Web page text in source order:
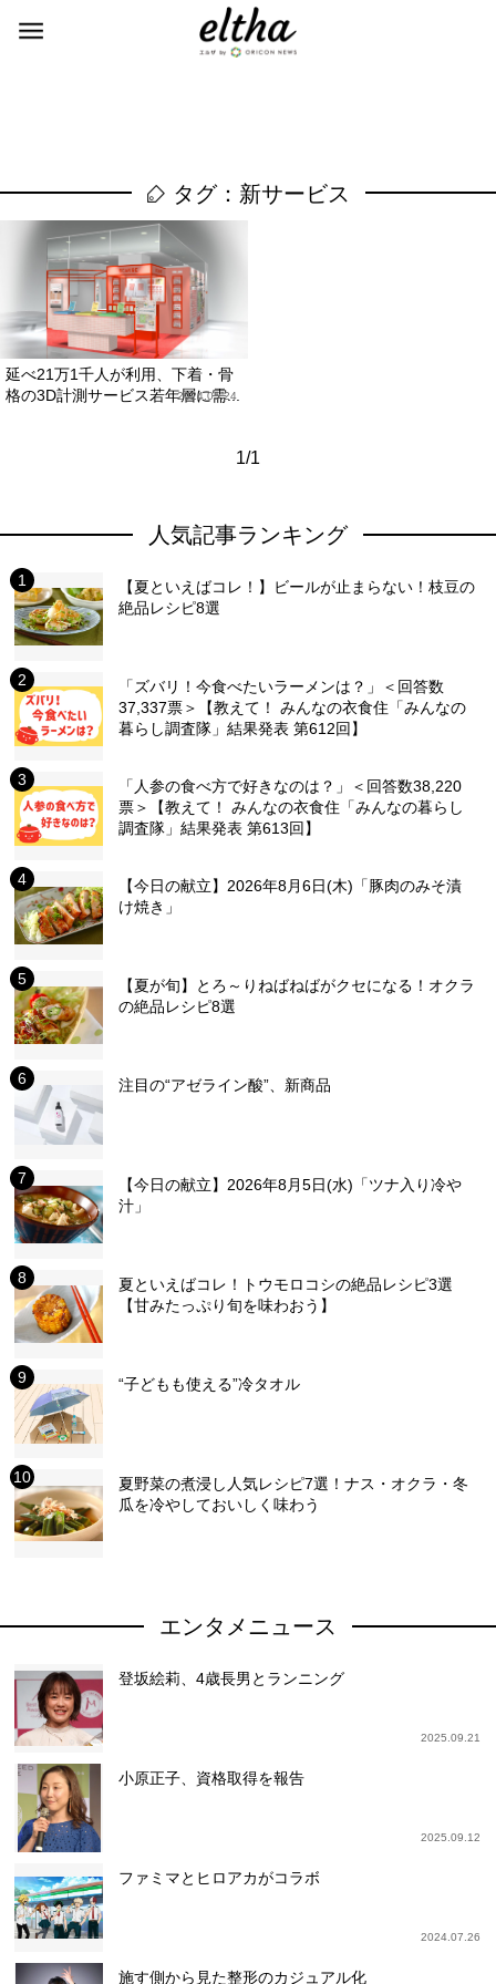
タグ：新サービス
延べ21万1千人が利用、下着・骨
格の3D計測サービス若年層に需...
2024.05.24
1/1
人気記事ランキング
【夏といえばコレ！】ビールが止まらない！枝豆の
絶品レシピ8選
「ズバリ！今食べたいラーメンは？」＜回答数
37,337票＞【教えて！ みんなの衣食住「みんなの
暮らし調査隊」結果発表 第612回】
「人参の食べ方で好きなのは？」＜回答数38,220
票＞【教えて！ みんなの衣食住「みんなの暮らし
調査隊」結果発表 第613回】
【今日の献立】2026年8月6日(木)「豚肉のみそ漬
け焼き」
【夏が旬】とろ～りねばねばがクセになる！オクラ
の絶品レシピ8選
注目の“アゼライン酸”、新商品
【今日の献立】2026年8月5日(水)「ツナ入り冷や
汁」
夏といえばコレ！トウモロコシの絶品レシピ3選
【甘みたっぷり旬を味わおう】
“子どもも使える”冷タオル
夏野菜の煮浸し人気レシピ7選！ナス・オクラ・冬
瓜を冷やしておいしく味わう
エンタメニュース
登坂絵莉、4歳長男とランニング
2025.09.21
小原正子、資格取得を報告
2025.09.12
ファミマとヒロアカがコラボ
2024.07.26
施す側から見た整形のカジュアル化